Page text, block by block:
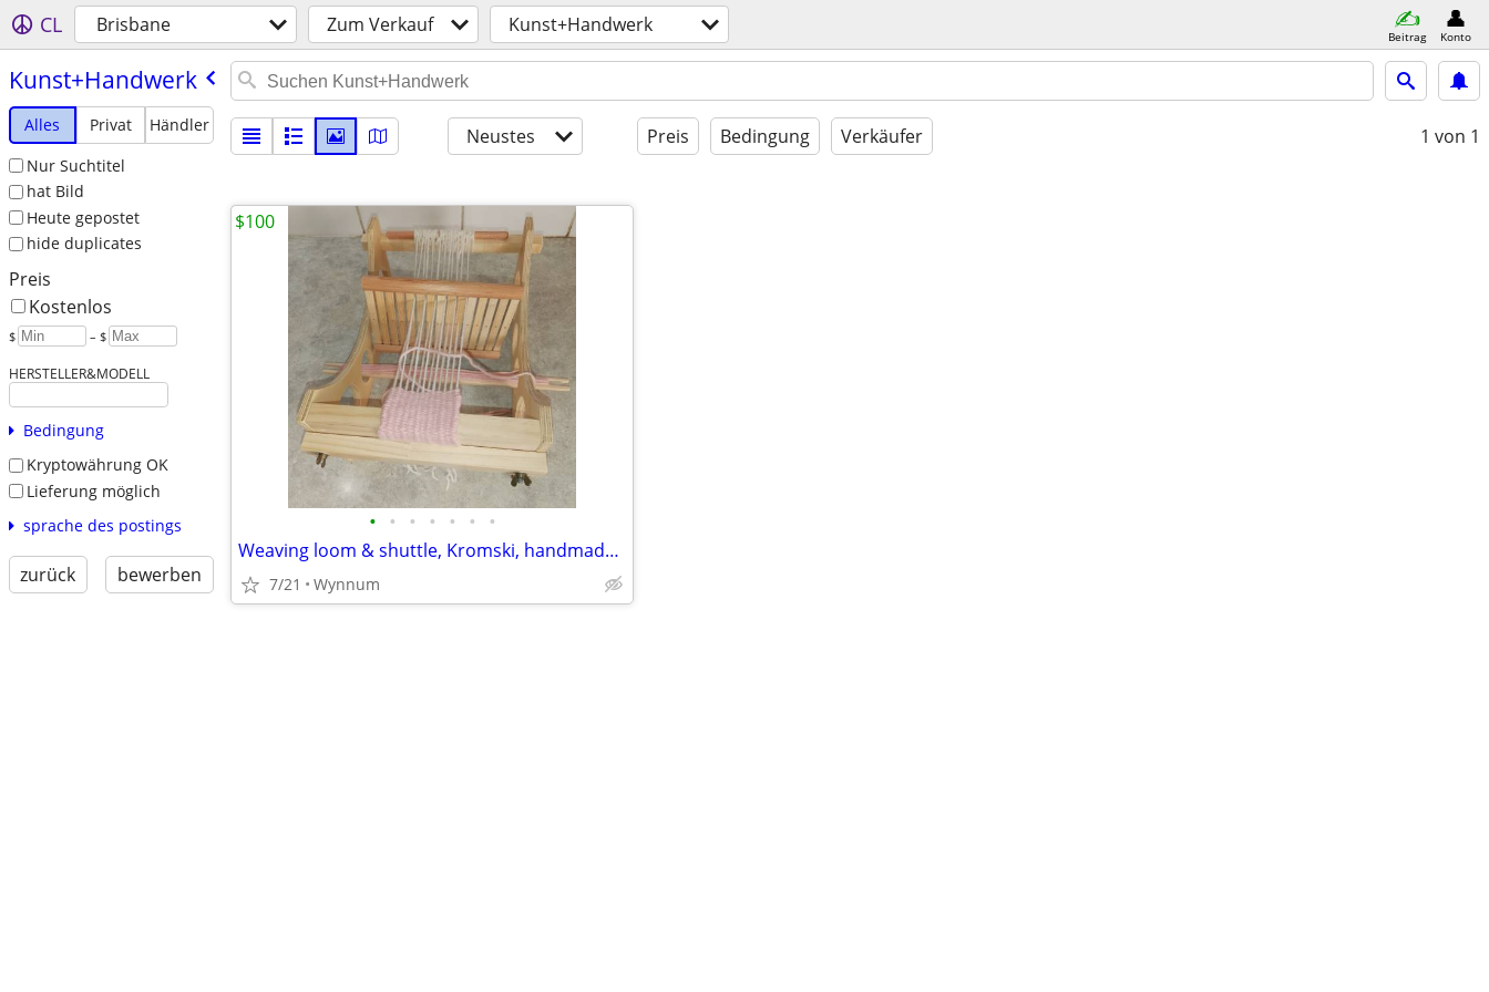
CL Brisbane Zum Verkauf Kunst+Handwerk Beitrag Konto
Kunst+Handwerk
Alles Privat
Händler
Nur Suchtitel
hat Bild
Heute gepostet
hide duplicates
Preis
Kostenlos
$ – $
HERSTELLER&MODELL
Bedingung
Kryptowährung OK
Lieferung möglich
sprache des postings
zurück bewerben
Neustes Preis Bedingung Verkäufer 1 von 1
• • • • • • •
Weaving loom & shuttle, Kromski, handmade locally
7/21 Wynnum
$100